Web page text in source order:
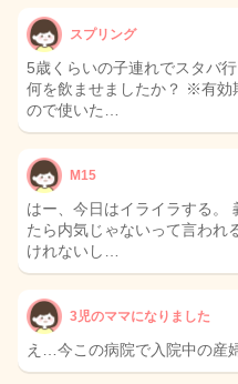
スプリング
5歳くらいの子連れでスタバ
何を飲ませましたか？ ※有効
ので使いた…
M15
はー、今日はイライラする。
たら内気じゃないって言われ
けれないし…
3児のママになりました
え…今この病院で入院中の産